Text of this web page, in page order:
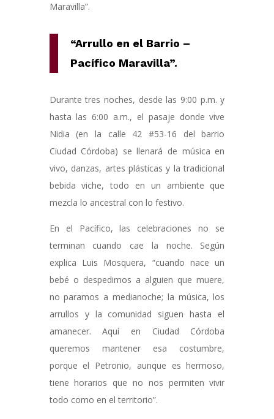
Maravilla”.
“Arrullo en el Barrio –
Pacífico Maravilla”.
Durante tres noches, desde las 9:00 p.m. y
hasta las 6:00 a.m., el pasaje donde vive
Nidia (en la calle 42 #53-16 del barrio
Ciudad Córdoba) se llenará de música en
vivo, danzas, artes plásticas y la tradicional
bebida viche, todo en un ambiente que
mezcla lo ancestral con lo festivo.
En el Pacífico, las celebraciones no se
terminan cuando cae la noche. Según
explica Luis Mosquera, “cuando nace un
bebé o despedimos a alguien que muere,
no paramos a medianoche; la música, los
arrullos y la comunidad siguen hasta el
amanecer. Aquí en Ciudad Córdoba
queremos mantener esa costumbre,
porque el Petronio, aunque es hermoso,
tiene horarios que no nos permiten vivir
todo como en el territorio”.